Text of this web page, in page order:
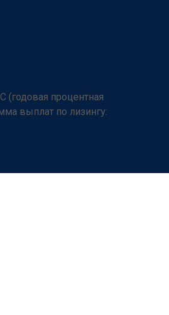
(годовая процентная
выплат по лизингу: